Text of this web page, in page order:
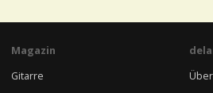
Magazin
Gitarre